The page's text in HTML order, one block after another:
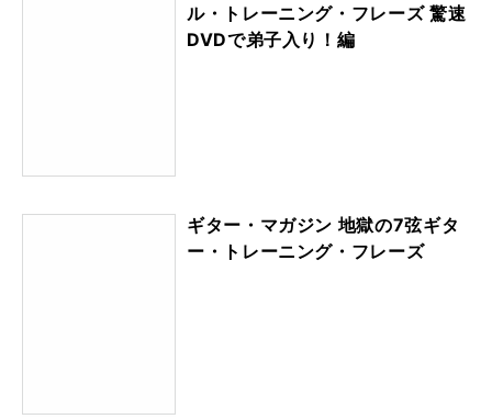
ル・トレーニング・フレーズ 驚速
DVDで弟子入り！編
ギター・マガジン 地獄の7弦ギタ
ー・トレーニング・フレーズ